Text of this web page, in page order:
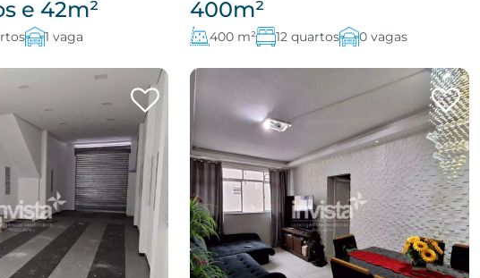
e 42m²
1 vaga
400m²
400 m² 12 quartos 0 vagas